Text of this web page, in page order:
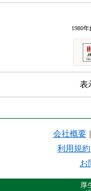
1980
表
会社概要
利用規約
お
厚